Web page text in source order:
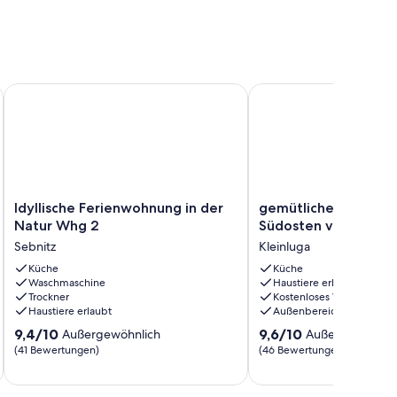
in der Sächsischen Schweiz
Idyllische
Ferienwohnung
der
Natur
Whg
2
Sebnitz
Idyllische Ferienwohnung in der
Natur Whg 2
Sebnitz
Küche
Waschmaschine
Trockner
Haustiere erlaubt
9.4
von
Außergewöhnlich,
9,4/10 Außergewöhnlich
(41 Bewertungen)
Idyllische Ferienwohnung in der Natur Whg 2
gemütliche
Ferienwohnung
Südosten
von
Dresden
Kleinluga
gemütliche
Südosten von
Kleinluga
Küche
Haustiere erlaubt
Kostenloses WLAN
Außenbereich
9.6
von
Außergewöhnlich,
9,6/10
(46 Bewertungen)
gemütliche